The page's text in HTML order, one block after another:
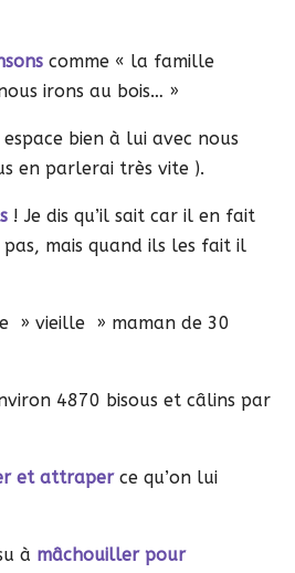
comme « la famille
irons au bois… »
bien à lui avec nous
en parlerai très vite ).
! Je dis qu’il sait car il en fait
mais quand ils les fait il
» vieille » maman de 30
4870 bisous et câlins par
et attraperce qu’on lui
à mâchouiller pour